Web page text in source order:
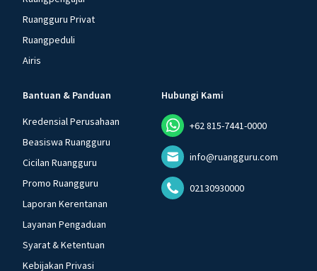
Ruangguru Privat
Ruangpeduli
Airis
Bantuan & Panduan
Kredensial Perusahaan
Beasiswa Ruangguru
Cicilan Ruangguru
Promo Ruangguru
Laporan Kerentanan
Layanan Pengaduan
Syarat & Ketentuan
Kebijakan Privasi
Hubungi Kami
+62 815-7441-0000
info@ruangguru.com
02130930000